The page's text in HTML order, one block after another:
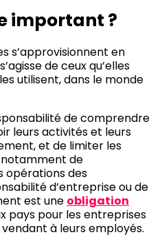
important ?
s’approvisionnent en
de ceux qu’elles
utilisent, dans le monde
de comprendre
leurs activités et leurs
et de limiter les
de
opérations des
d’entreprise ou de
est une obligation
pays pour les entreprises
à leurs employés.